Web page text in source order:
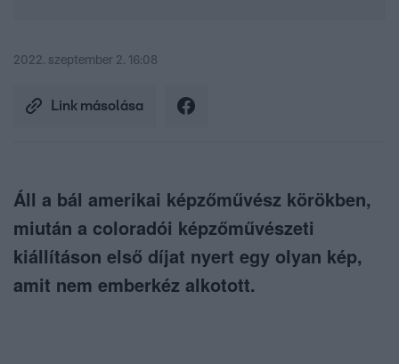
2022. szeptember 2. 16:08
Link másolása
Áll a bál amerikai képzőművész körökben,
miután a coloradói képzőművészeti
kiállításon első díjat nyert egy olyan kép,
amit nem emberkéz alkotott.